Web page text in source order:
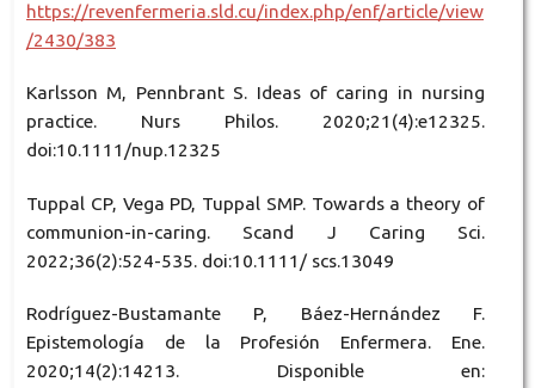
https://revenfermeria.sld.cu/index.php/enf/article/view
/2430/383
Karlsson M, Pennbrant S. Ideas of caring in nursing
practice. Nurs Philos. 2020;21(4):e12325.
doi:10.1111/nup.12325
Tuppal CP, Vega PD, Tuppal SMP. Towards a theory of
communion-in-caring. Scand J Caring Sci.
2022;36(2):524-535. doi:10.1111/ scs.13049
Rodríguez-Bustamante P, Báez-Hernández F.
Epistemología de la Profesión Enfermera. Ene.
2020;14(2):14213. Disponible en: